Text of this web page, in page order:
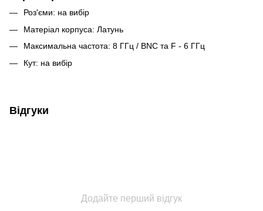
Роз'єми: на вибір
Матеріал корпуса: Латунь
Максимальна частота: 8 ГГц / BNC та F - 6 ГГц
Кут: на вибір
Відгуки
Додайте перший відгук